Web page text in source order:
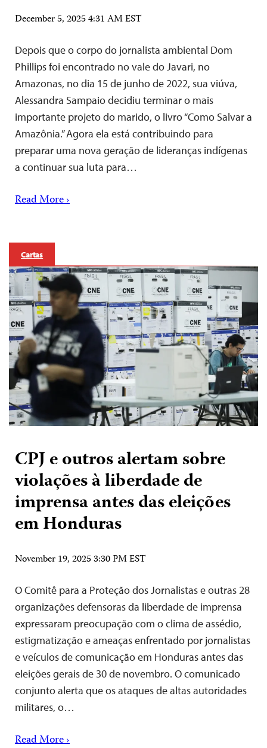
December 5, 2025 4:31 AM EST
Depois que o corpo do jornalista ambiental Dom
Phillips foi encontrado no vale do Javari, no
Amazonas, no dia 15 de junho de 2022, sua viúva,
Alessandra Sampaio decidiu terminar o mais
importante projeto do marido, o livro “Como Salvar a
Amazônia.” Agora ela está contribuindo para
preparar uma nova geração de lideranças indígenas
a continuar sua luta para…
Read More ›
Cartas
CPJ e outros alertam sobre
violações à liberdade de
imprensa antes das eleições
em Honduras
November 19, 2025 3:30 PM EST
O Comitê para a Proteção dos Jornalistas e outras 28
organizações defensoras da liberdade de imprensa
expressaram preocupação com o clima de assédio,
estigmatização e ameaças enfrentado por jornalistas
e veículos de comunicação em Honduras antes das
eleições gerais de 30 de novembro. O comunicado
conjunto alerta que os ataques de altas autoridades
militares, o…
Read More ›